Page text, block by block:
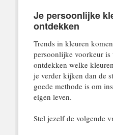
Je persoonlijke
ontdekken
Trends in kleuren
persoonlijke voorkeur
ontdekken welke
je verder kijken dan de
goede methode is om
eigen leven.
Stel jezelf de volgende